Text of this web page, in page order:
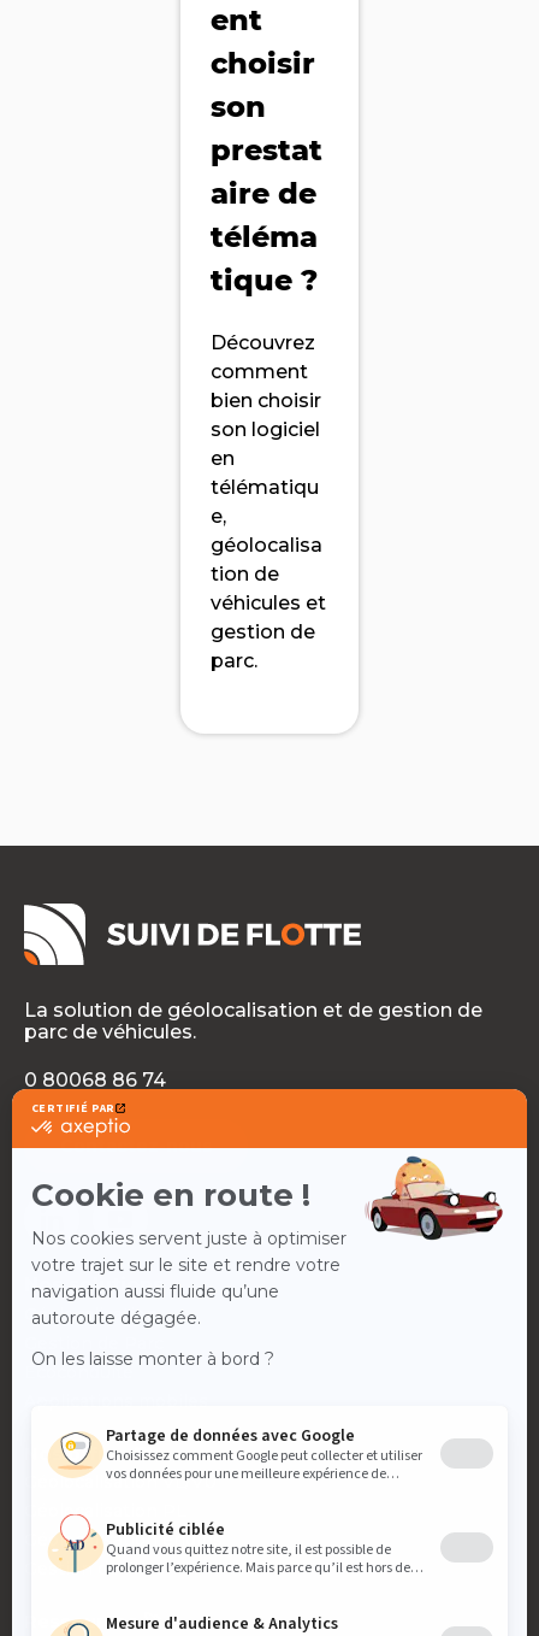
ent
choisir
son
prestat
aire de
téléma
tique ?
Découvrez
comment
bien choisir
son logiciel
en
télématiqu
e,
géolocalisa
tion de
véhicules et
gestion de
parc.
La solution de géolocalisation et de gestion de
parc de véhicules.
0 80068 86 74
Contactez-nous
Nos solutions 💻
Géolocalisation
Écoconduite
Nos offres💸
Géolocalisation VL/VU
Géolocalisation PL
Géolocalisation engins
Gestion de Parc
Ressources🚀